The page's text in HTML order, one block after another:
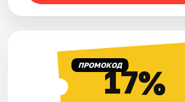
ПРОМОКОД17%